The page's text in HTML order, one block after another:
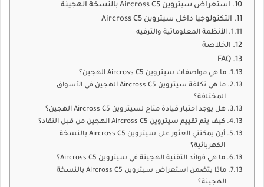
استعراض سيتروين Aircross C5 بالنسخة الهجينة
التكنولوجيا داخل سيتروين Aircross C5
الأنظمة المعلوماتية والترفيه
الخلاصة
FAQ
ما هي مواصفات سيتروين Aircross C5 الهجين؟
ما هي تكلفة سيتروين Aircross C5 الهجين في الأسواق
المختلفة؟
هل يوجد اختبار قيادة متاح لسيتروين Aircross C5 الهجين؟
كيف يتم تقييم سيتروين Aircross C5 الهجين من قبل النقاد؟
أين يمكنني العثور على سيتروين Aircross C5 بالنسخة
الكهربائية؟
ما هي فوائد التقنية الهجينة في سيتروين Aircross C5؟
ماذا يتضمن استعراض سيتروين Aircross C5 بالنسخة
الهجينة؟